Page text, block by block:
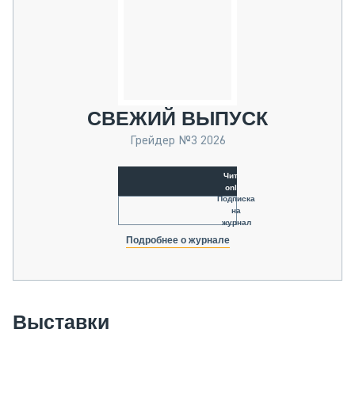
СВЕЖИЙ ВЫПУСК
Грейдер №3 2026
Читать
online
Подписка
на
журнал
Подробнее о журнале
Выставки